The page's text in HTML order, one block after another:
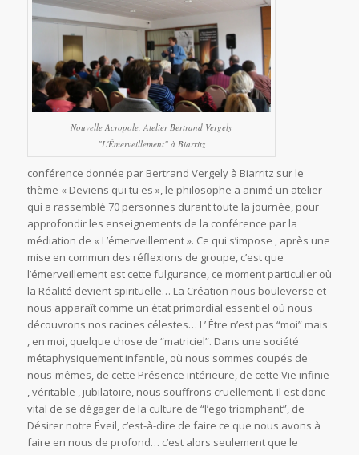
Nouvelle Acropole, Atelier Bertrand Vergely
"L'Émerveillement" à Biarritz
conférence donnée par Bertrand Vergely à Biarritz sur le
thème « Deviens qui tu es », le philosophe a animé un atelier
qui a rassemblé 70 personnes durant toute la journée, pour
approfondir les enseignements de la conférence par la
médiation de « L’émerveillement ». Ce qui s’impose , après une
mise en commun des réflexions de groupe, c’est que
l’émerveillement est cette fulgurance, ce moment particulier où
la Réalité devient spirituelle… La Création nous bouleverse et
nous apparaît comme un état primordial essentiel où nous
découvrons nos racines célestes… L’ Être n’est pas “moi” mais
, en moi, quelque chose de “matriciel”. Dans une société
métaphysiquement infantile, où nous sommes coupés de
nous-mêmes, de cette Présence intérieure, de cette Vie infinie
, véritable , jubilatoire, nous souffrons cruellement. Il est donc
vital de se dégager de la culture de “l’ego triomphant”, de
Désirer notre Éveil, c’est-à-dire de faire ce que nous avons à
faire en nous de profond… c’est alors seulement que le